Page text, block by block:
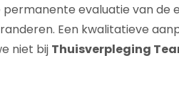
evaluatie van de
Een kwalitatieve
niet bij Thuisverpleging